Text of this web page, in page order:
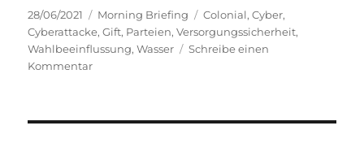
Veröffentlicht
am
28/06/2021 Kategorien
Morning Briefing Schlagwörter
Colonial,Cyber,
Cyberattacke,Gift, Parteien,Versorgungssicherheit,
Wahlbeeinflussung,Wasser
Schreibe einen
Kommentarzu